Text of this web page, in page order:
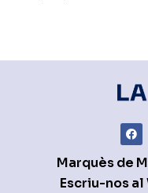
Marquès de
Escriu-nos